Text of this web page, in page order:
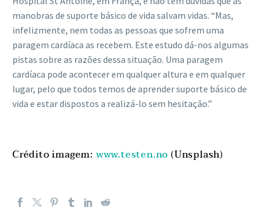
manobras de suporte básico de vida salvam vidas. “Mas,
infelizmente, nem todas as pessoas que sofrem uma
paragem cardíaca as recebem. Este estudo dá-nos algumas
pistas sobre as razões dessa situação. Uma paragem
cardíaca pode acontecer em qualquer altura e em qualquer
lugar, pelo que todos temos de aprender suporte básico de
vida e estar dispostos a realizá-lo sem hesitação.”
Crédito imagem: www.testen.no (Unsplash)